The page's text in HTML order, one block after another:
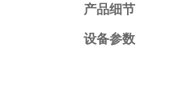
产品细节
设备参数